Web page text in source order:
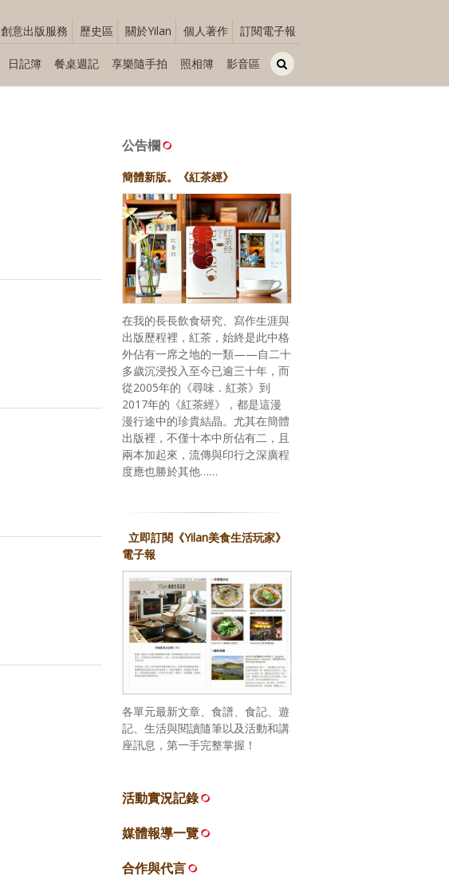
創意出版服務 歷史區 關於Yilan 個人著作 訂閱電子報
日記簿 餐桌週記 享樂隨手拍 照相簿 影音區
公告欄
簡體新版。《紅茶經》
在我的長長飲食研究、寫作生涯與
出版歷程裡，紅茶，始終是此中格
外佔有一席之地的一類——自二十
多歲沉浸投入至今已逾三十年，而
從2005年的《尋味．紅茶》到
2017年的《紅茶經》，都是這漫
漫行途中的珍貴結晶。尤其在簡體
出版裡，不僅十本中所佔有二，且
兩本加起來，流傳與印行之深廣程
度應也勝於其他……
立即訂閱《Yilan美食生活玩家》
電子報
各單元最新文章、食譜、食記、遊
記、生活與閱讀隨筆以及活動和講
座訊息，第一手完整掌握！
活動實況記錄
媒體報導一覽
合作與代言